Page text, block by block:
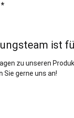
*
ist
zu unseren
Sie gerne uns an!